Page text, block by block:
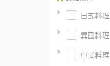
日式料理
異國料理
中式料理